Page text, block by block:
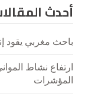
أحدث
باحث مغربي يقود
ارتفاع نشاط
المؤشرات